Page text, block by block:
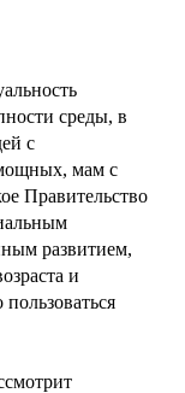
среды, в
с
мам с
Правительство
развитием,
и